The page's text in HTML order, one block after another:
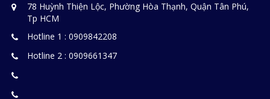
78 Huỳnh Thiện Lộc, Phường Hòa Thạnh, Quận Tân Phú,
Tp HCM
Hotline 1 : 0909842208
Hotline 2 : 0909661347